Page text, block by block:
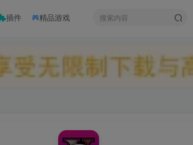
插件 精品游戏